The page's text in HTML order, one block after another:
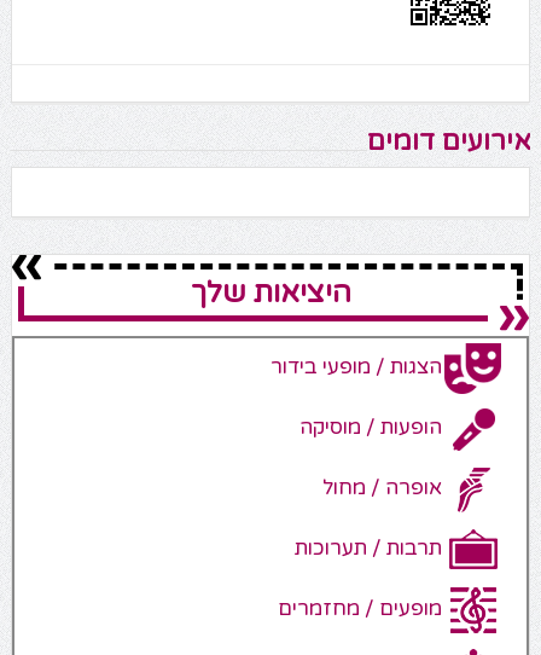
אירועים דומים
היציאות שלך
הצגות / מופעי בידור
הופעות / מוסיקה
אופרה / מחול
תרבות / תערוכות
מופעים / מחזמרים